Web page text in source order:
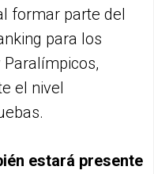
formar parte del
para los
el nivel
estará presente